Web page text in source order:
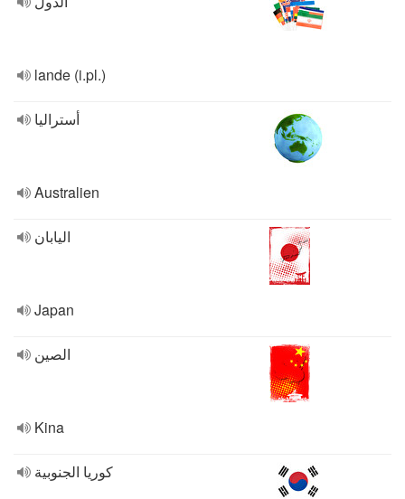
lande (i.pl.)
أستراليا
Australien
اليابان
Japan
الصين
Kina
كوريا الجنوبية